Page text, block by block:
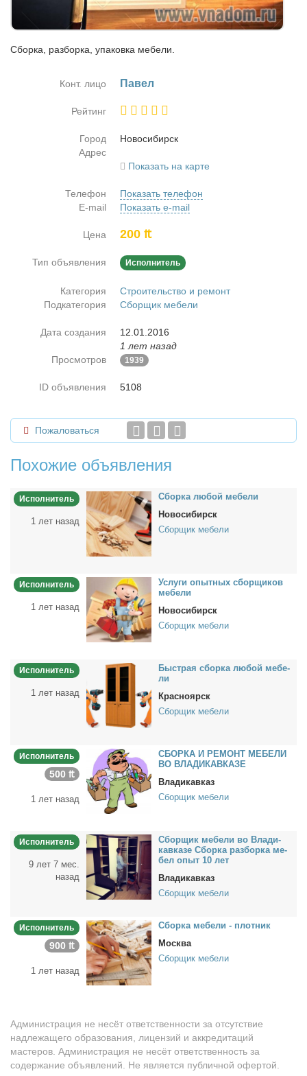
Сборка, разборка, упаковка мебели.
Конт. лицо Па­вел
Рейтинг
Город
Но­во­си­бирск
Адрес
Показать на карте
Телефон
Показать телефон
E-mail
Показать e-mail
Цена 200 ₶
Тип объявления Исполнитель
Категория
Строительство и ремонт
Подкатегория
Сборщик мебели
Дата создания
12.01.2016
1 лет назад
Просмотров
1939
ID объявления 5108
Пожаловаться
Похожие объявления
Исполнитель
1 лет назад
Сбор­ка лю­бой ме­бе­ли
Новосибирск
Сборщик мебели
Исполнитель
1 лет назад
Услу­ги опыт­ных сбор­щи­ков
ме­бе­ли
Новосибирск
Сборщик мебели
Исполнитель
1 лет назад
Быст­рая сбор­ка лю­бой ме­бе­
ли
Красноярск
Сборщик мебели
Исполнитель
500 ₶
1 лет назад
СБОРКА И РЕМОНТ МЕБЕЛИ
ВО ВЛАДИКАВКАЗЕ
Владикавказ
Сборщик мебели
Исполнитель
9 лет 7 мес.
назад
Сбор­щик ме­бе­ли во Вла­ди­
кав­ка­зе Сбор­ка раз­бор­ка ме­
бел опыт 10 лет
Владикавказ
Сборщик мебели
Исполнитель
900 ₶
1 лет назад
Сбор­ка ме­бе­ли - плот­ник
Москва
Сборщик мебели
Администрация не несёт ответственности за отсутствие
надлежащего образования, лицензий и аккредитаций
мастеров. Администрация не несёт ответственность за
содержание объявлений. Не является публичной офертой.